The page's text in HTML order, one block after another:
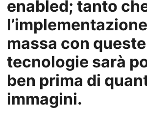
enabled; tanto
massa con queste
tecnologie sarà
ben prima di
immagini.